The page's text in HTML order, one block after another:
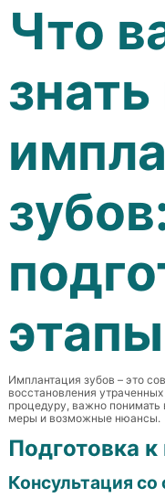
Что
Имплантация зубов – это
восстановления
процедуру, важно понимать
меры и возможные нюансы.
Подготовка
Консультация